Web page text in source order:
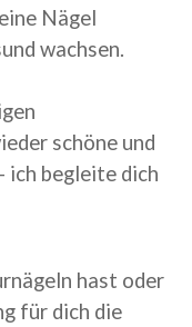
Nägel
wachsen.
schöne und
ich begleite dich
hast oder
für dich die